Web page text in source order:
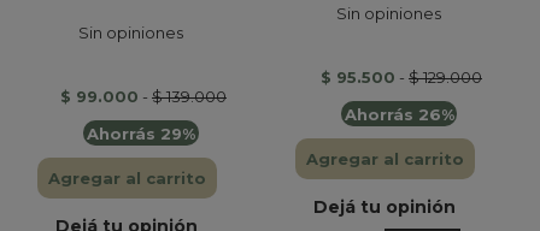
Sin opiniones
$ 99.000 - $ 139.000
Ahorrás 29%
Agregar al carrito
Dejá tu opinión
Sin opiniones
$ 95.500 - $ 129.000
Ahorrás 26%
Agregar al carrito
Dejá tu opinión